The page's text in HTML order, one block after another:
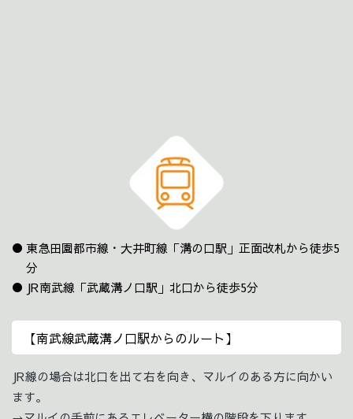
東急田園都市線・大井町線「溝の口駅」正面改札から徒歩5
分
JR南武線「武蔵溝ノ口駅」北口から徒歩5分
【南武線武蔵溝ノ口駅からのルート】
JR線の場合は北口を出て右を向き、マルイのある方に向かい
ます。